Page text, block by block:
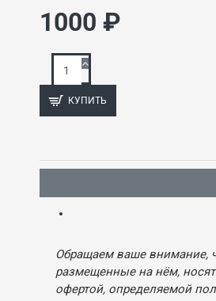
1000 ₽
КУПИТЬ
Обращаем ваше внимание,
размещенные на нём,
офертой, определяемой